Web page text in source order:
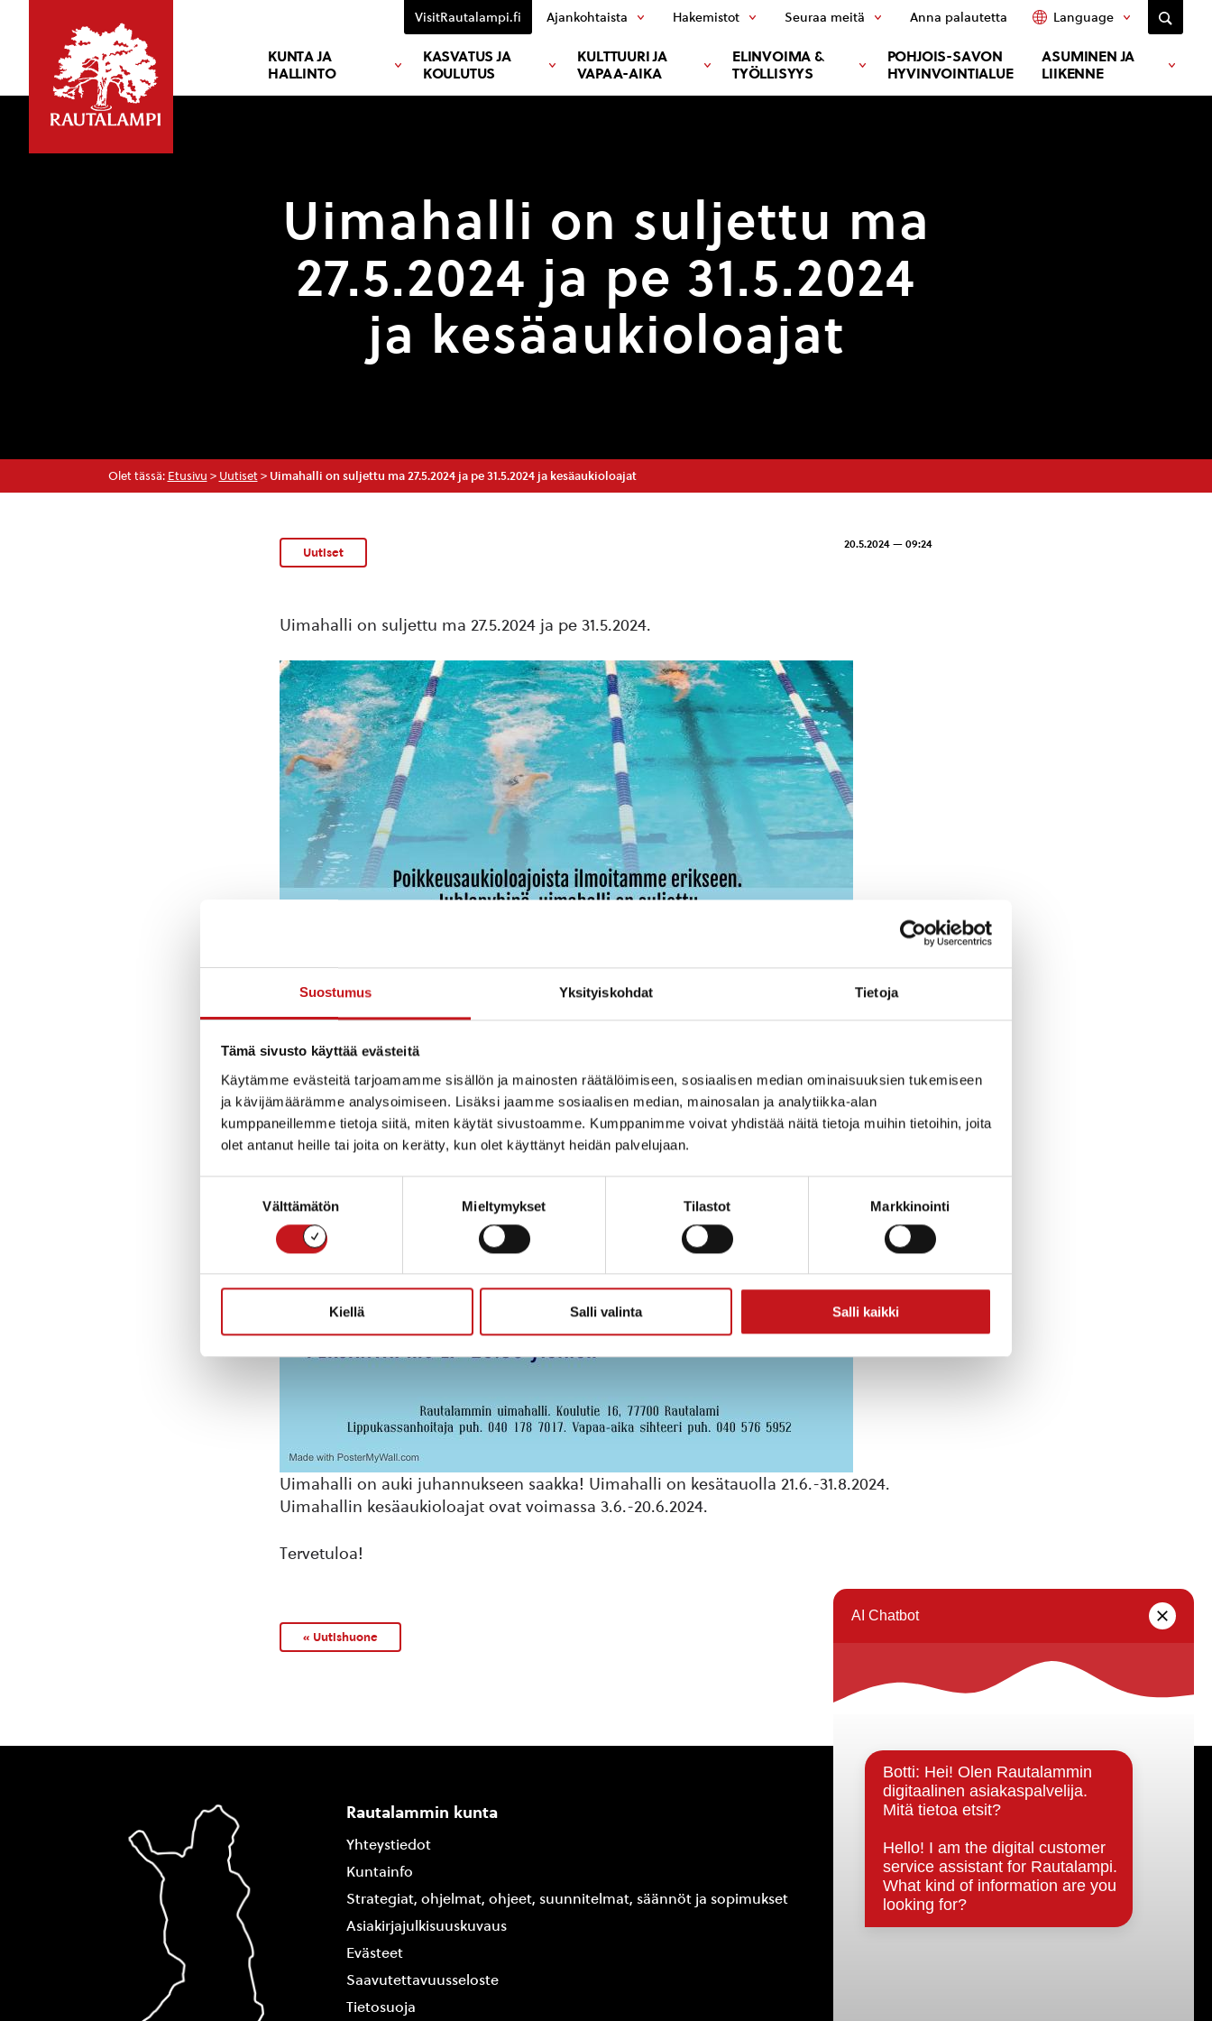
Suostumus Yksityiskohdat Tietoja
Tämä sivusto käyttää evästeitä
Käytämme evästeitä tarjoamamme sisällön ja mainosten räätälöimiseen, sosiaalisen median ominaisuuksien tukemiseen
ja kävijämäärämme analysoimiseen. Lisäksi jaamme sosiaalisen median, mainosalan ja analytiikka-alan
kumppaneillemme tietoja siitä, miten käytät sivustoamme. Kumppanimme voivat yhdistää näitä tietoja muihin tietoihin, joita
olet antanut heille tai joita on kerätty, kun olet käyttänyt heidän palvelujaan.
Välttämätön Mieltymykset Tilastot Markkinointi
Kiellä Salli valinta Salli kaikki
KUNTA JA
HALLINTO
KASVATUS JA
KOULUTUS
KULTTUURI JA
VAPAA-AIKA
ELINVOIMA &
TYÖLLISYYS
POHJOIS-SAVON
HYVINVOINTIALUE
ASUMINEN JA
LIIKENNE
VisitRautalampi.fi Ajankohtaista Hakemistot Seuraa meitä Anna palautetta Language
Uimahalli on suljettu ma
27.5.2024 ja pe 31.5.2024
ja kesäaukioloajat
Olet tässä: Etusivu > Uutiset> Uimahalli on suljettu ma 27.5.2024 ja pe 31.5.2024 ja kesäaukioloajat
Uutiset
20.5.2024 — 09:24
Uimahalli on suljettu ma 27.5.2024 ja pe 31.5.2024.
Uimahalli on auki juhannukseen saakka! Uimahalli on kesätauolla 21.6.-31.8.2024.
Uimahallin kesäaukioloajat ovat voimassa 3.6.-20.6.2024.
Tervetuloa!
« Uutishuone
Rautalammin kunta
Yhteystiedot
Kuntainfo
Strategiat, ohjelmat, ohjeet, suunnitelmat, säännöt ja sopimukset
Asiakirjajulkisuuskuvaus
Evästeet
Saavutettavuusseloste
Tietosuoja
Päätöksenteko ja lähidemokratia
Päätökset, esityslistat & pöytäkirjat
Hallinto
Kunnanhallitus
Kunnanvaltuusto